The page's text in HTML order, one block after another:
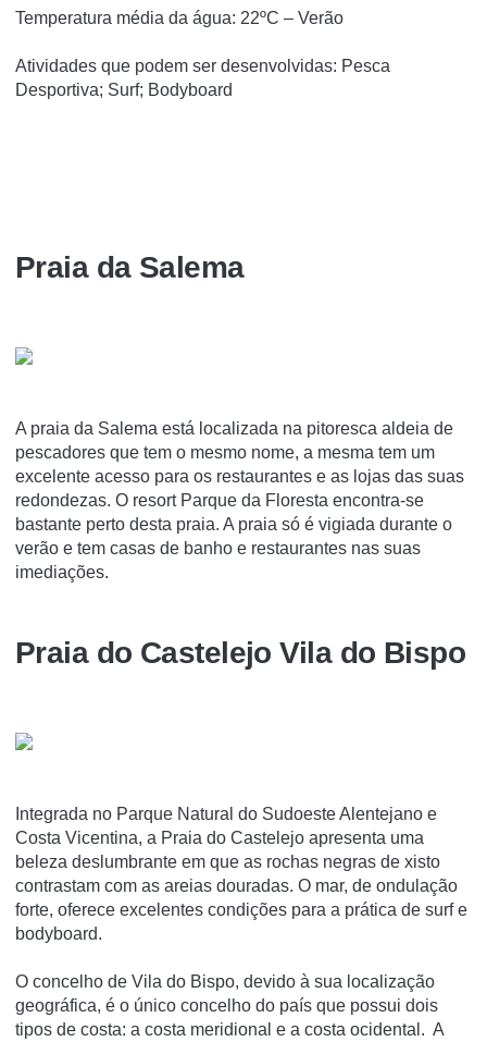
Temperatura média da água: 22ºC – Verão
Atividades que podem ser desenvolvidas: Pesca
Desportiva; Surf; Bodyboard
Praia da Salema
A praia da Salema está localizada na pitoresca aldeia de
pescadores que tem o mesmo nome, a mesma tem um
excelente acesso para os restaurantes e as lojas das suas
redondezas. O resort Parque da Floresta encontra-se
bastante perto desta praia. A praia só é vigiada durante o
verão e tem casas de banho e restaurantes nas suas
imediações.
Praia do Castelejo Vila do Bispo
Integrada no Parque Natural do Sudoeste Alentejano e
Costa Vicentina, a Praia do Castelejo apresenta uma
beleza deslumbrante em que as rochas negras de xisto
contrastam com as areias douradas. O mar, de ondulação
forte, oferece excelentes condições para a prática de surf e
bodyboard.
O concelho de Vila do Bispo, devido à sua localização
geográfica, é o único concelho do país que possui dois
tipos de costa: a costa meridional e a costa ocidental. A